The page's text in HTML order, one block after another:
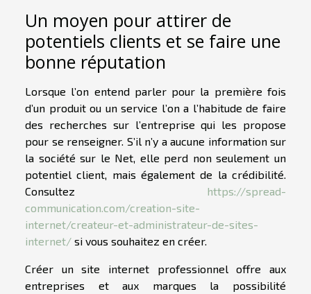
Un moyen pour attirer de
potentiels clients et se faire une
bonne réputation
Lorsque l’on entend parler pour la première fois
d’un produit ou un service l’on a l’habitude de faire
des recherches sur l’entreprise qui les propose
pour se renseigner. S’il n’y a aucune information sur
la société sur le Net, elle perd non seulement un
potentiel client, mais également de la crédibilité.
Consultez https://spread-
communication.com/creation-site-
internet/createur-et-administrateur-de-sites-
internet/ si vous souhaitez en créer.
Créer un site internet professionnel offre aux
entreprises et aux marques la possibilité